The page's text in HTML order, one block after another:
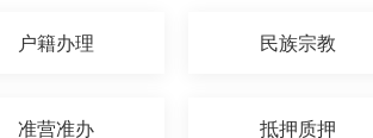
户籍办理 民族宗教
准营准办 抵押质押